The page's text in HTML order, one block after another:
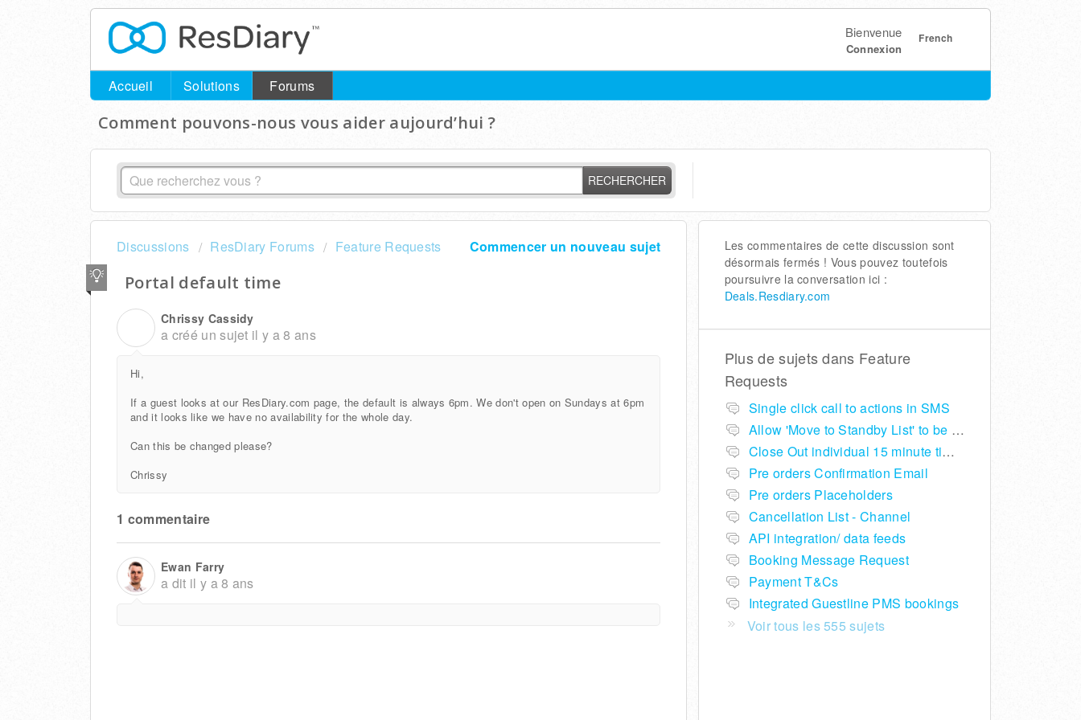
French
Bienvenue
Connexion
Accueil Solutions Forums
Comment pouvons-nous vous aider aujourd’hui ?
RECHERCHER
Commencer un nouveau sujet
Discussions ResDiary Forums Feature Requests
Portal default time
Chrissy Cassidy
a créé un sujet il y a 8 ans
Hi,
If a guest looks at our ResDiary.com page, the default is always 6pm. We don't open on Sundays at 6pm
and it looks like we have no availability for the whole day.
Can this be changed please?
Chrissy
1 commentaire
Ewan Farry
a dit il y a 8 ans
Les commentaires de cette discussion sont
désormais fermés ! Vous pouvez toutefois
poursuivre la conversation ici :
Deals.Resdiary.com
Plus de sujets dans Feature
Requests
Single click call to actions in SMS
Allow 'Move to Standby List' to be removed if not required in the pop up summary menu
Close Out individual 15 minute time slots per table
Pre orders Confirmation Email
Pre orders Placeholders
Cancellation List - Channel
API integration/ data feeds
Booking Message Request
Payment T&Cs
Integrated Guestline PMS bookings
Voir tous les 555 sujets